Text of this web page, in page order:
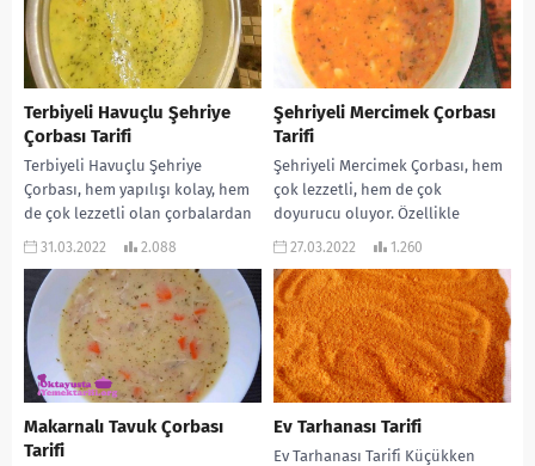
Terbiyeli Havuçlu Şehriye
Çorbası Tarifi
Terbiyeli Havuçlu Şehriye
Çorbası, hem yapılışı kolay, hem
de çok lezzetli olan çorbalardan
biri. Özellikle çok da hafif oluyor.
31.03.2022 2.088
Şehriyeli Mercimek Çorbası
Tarifi
Şehriyeli Mercimek Çorbası, hem
çok lezzetli, hem de çok
doyurucu oluyor. Özellikle
klasiğinden sıkılanlar için çok
27.03.2022 1.260
Makarnalı Tavuk Çorbası
Tarifi
Ev Tarhanası Tarifi
Ev Tarhanası Tarifi Küçükken